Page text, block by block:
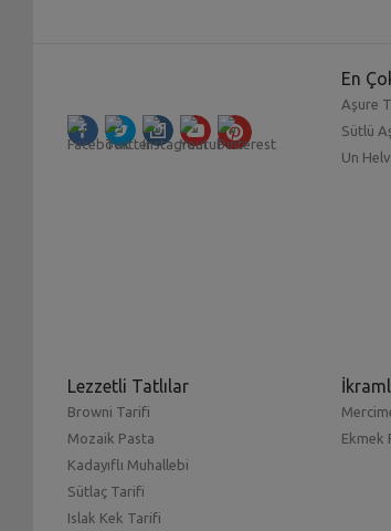
En
Aşure
Sütlü
Un
Lezzetli Tatlılar
Browni Tarifi
Mozaik Pasta
Kadayıflı Muhallebi
Sütlaç Tarifi
Islak Kek Tarifi
Ekmek